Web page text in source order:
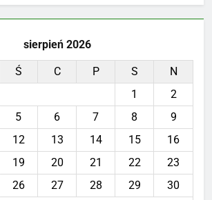
sierpień 2026
Ś C P S
N
1
2
5 6 7 8
9
12 13 14 15
16
19 20 21 22
23
26 27 28 29
30